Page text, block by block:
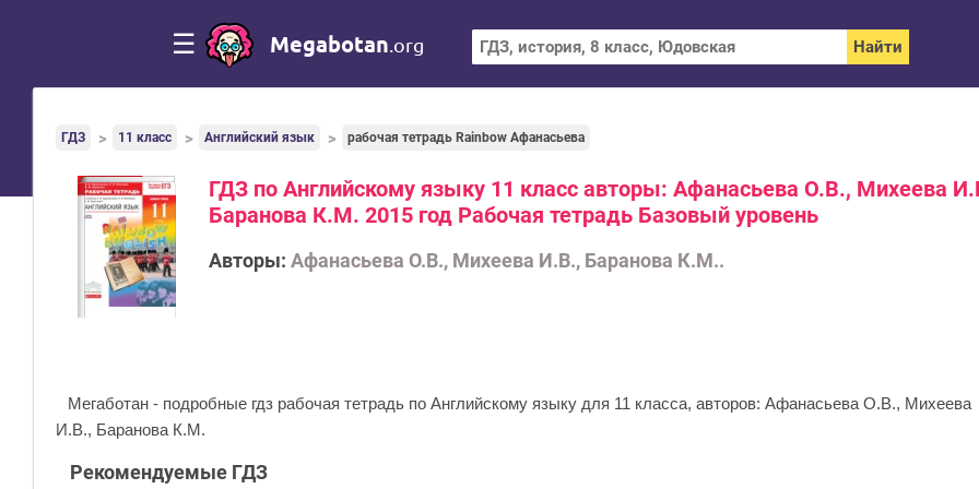
☰ Megabotan .org
ГДЗ 11 класс Английский язык рабочая тетрадь Rainbow Афанасьева
ГДЗ по Английскому языку 11 класс авторы: Афанасьева О.В., Михеева
Баранова К.М. 2015 год Рабочая тетрадь Базовый уровень
Авторы: Афанасьева О.В., Михеева И.В., Баранова К.М..
Мегаботан - подробные гдз рабочая тетрадь по Английскому языку для 11 класса, авторов: Афанасьева О.В., Михеева
И.В., Баранова К.М.
Рекомендуемые ГДЗ